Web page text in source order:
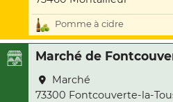
Pomme à cidre
Marché de
Marché
73300 Fontcouverte-la-